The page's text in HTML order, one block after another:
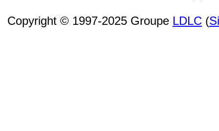
Copyright © 1997-2025 Groupe LDLC (